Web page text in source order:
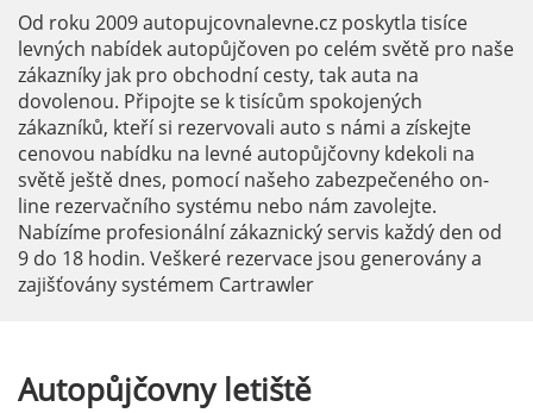
Od roku 2009 autopujcovnalevne.cz poskytla tisíce
levných nabídek autopůjčoven po celém světě pro naše
zákazníky jak pro obchodní cesty, tak auta na
dovolenou. Připojte se k tisícům spokojených
zákazníků, kteří si rezervovali auto s námi a získejte
cenovou nabídku na levné autopůjčovny kdekoli na
světě ještě dnes, pomocí našeho zabezpečeného on-
line rezervačního systému nebo nám zavolejte.
Nabízíme profesionální zákaznický servis každý den od
9 do 18 hodin. Veškeré rezervace jsou generovány a
zajišťovány systémem Cartrawler
Autopůjčovnyletiště